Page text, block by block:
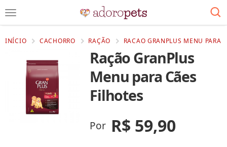
INÍCIO CACHORRO RAÇÃO RACAO GRANPLUS MENU PARA
Ração GranPlus
Menu para Cães
Filhotes
Por R$ 59,90